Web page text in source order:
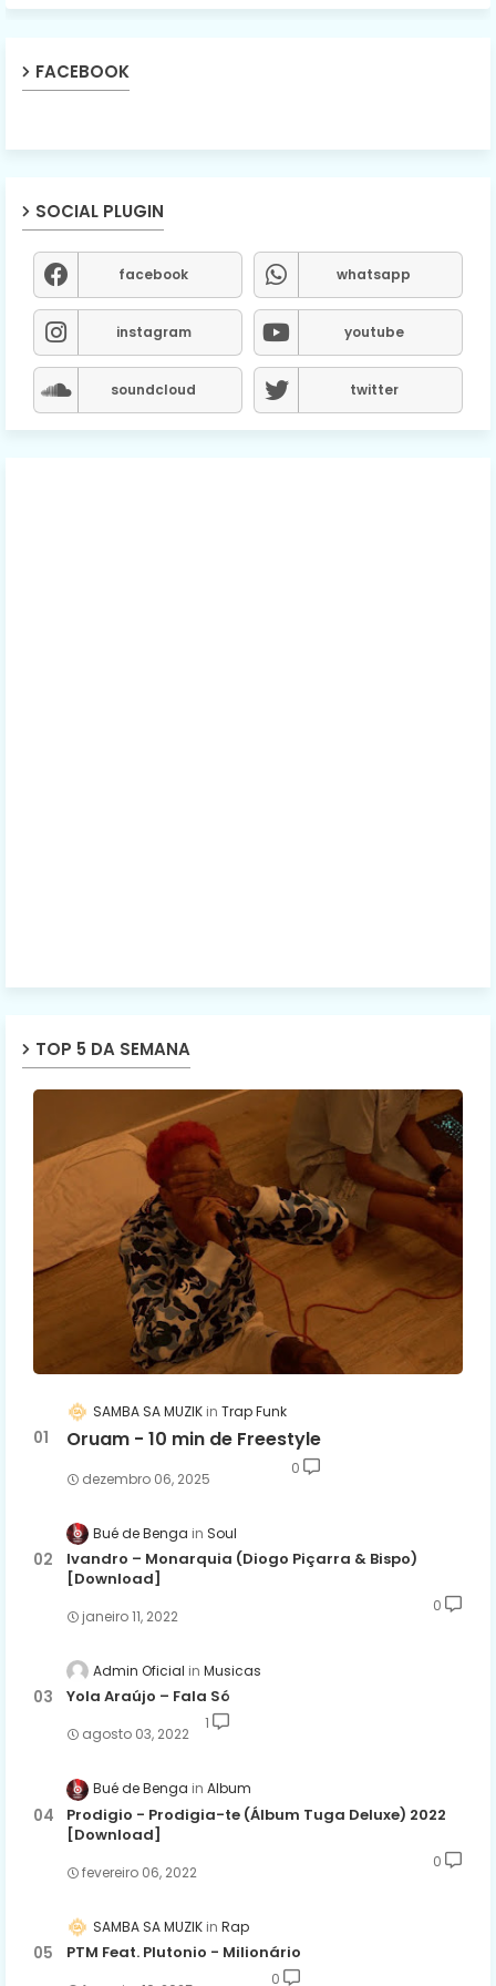
FACEBOOK
SOCIAL PLUGIN
facebook whatsapp
instagram youtube
soundcloud twitter
TOP 5 DA SEMANA
SAMBA SA MUZIK Trap Funk
Oruam - 10 min de Freestyle
dezembro 06, 2025
0
Bué de Benga Soul
Ivandro – Monarquia (Diogo Piçarra & Bispo)
[Download]
janeiro 11, 2022
0
Admin Oficial Musicas
Yola Araújo – Fala Só
agosto 03, 2022
1
Bué de Benga Album
Prodigio - Prodigia-te (Álbum Tuga Deluxe) 2022
[Download]
fevereiro 06, 2022
0
SAMBA SA MUZIK Rap
PTM Feat. Plutonio - Milionário
0